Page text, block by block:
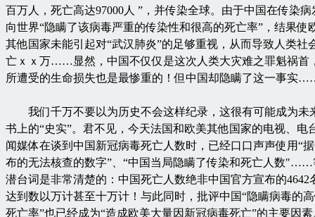
百万人，死亡高达97000人 ”，并传染全球。由于中国在传染
向世界“隐瞒了该病毒严重的传染性和很高的死亡率”，结果使
其他国家未能引起对“武汉肺炎”的足够重视，从而导致人类社
亡ｘｘ万……显然，中国不仅仅是这次人类大灾难之罪魁祸首
所遭受的生命损失也是最惨重的！但中国却隐瞒了这一事实
我们千万不要以为历史不会这样纪录，这很有可能成为未
书上的“史实”。君不见，今天法国和欧美其他国家的电视、电
闻媒体在谈到中国新冠病毒死亡人数时，已经口口声声使用“
布的无法核查的数字”、“中国当局隐瞒了传染和死亡人数"……
潜台词是非常清楚的：中国死亡人数绝非中国官方宣布的4642
达到数以万计甚至十万计！与此同时，批评中国“隐瞒病毒的
死亡率”也已经成为“造成欧美大量因新冠病毒死亡”的主要因素